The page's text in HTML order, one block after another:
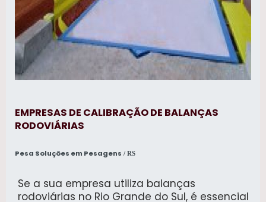
EMPRESAS DE CALIBRAÇÃO DE BALANÇAS
RODOVIÁRIAS
Pesa Soluções em Pesagens / RS
Se a sua empresa utiliza balanças
rodoviárias no Rio Grande do Sul, é essencial